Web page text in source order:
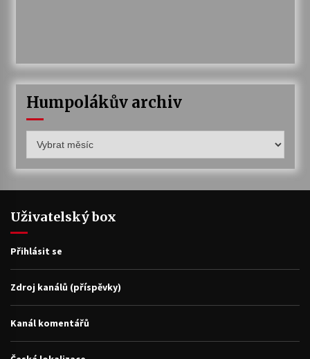
Humpolákův archiv
archiv
Uživatelský box
Přihlásit se
Zdroj kanálů (příspěvky)
Kanál komentářů